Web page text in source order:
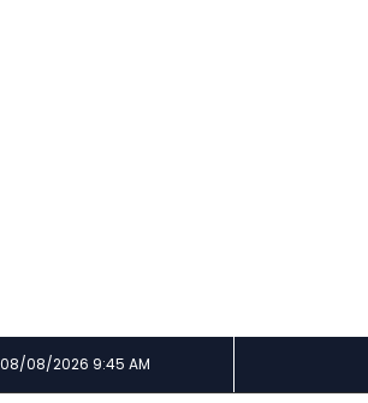
08/08/2026 9:45 AM